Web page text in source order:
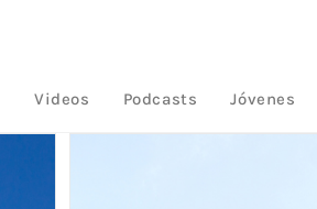
Videos Podcasts Jóvenes